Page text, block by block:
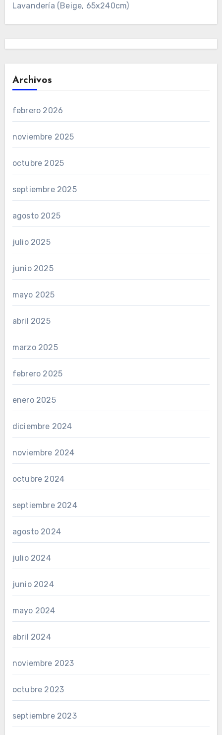
Lavandería (Beige, 65x240cm)
Archivos
febrero 2026
noviembre 2025
octubre 2025
septiembre 2025
agosto 2025
julio 2025
junio 2025
mayo 2025
abril 2025
marzo 2025
febrero 2025
enero 2025
diciembre 2024
noviembre 2024
octubre 2024
septiembre 2024
agosto 2024
julio 2024
junio 2024
mayo 2024
abril 2024
noviembre 2023
octubre 2023
septiembre 2023